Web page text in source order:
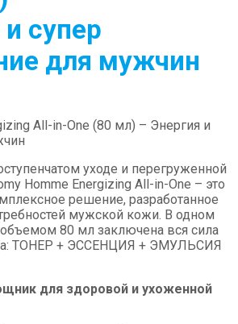
All-in-One (80 мл) – Энергия и
уходе и перегруженной
Homme Energizing All-in-One – это
решение, разработанное
мужской кожи. В одном
80 мл заключена вся сила
ТОНЕР + ЭССЕНЦИЯ + ЭМУЛЬСИЯ
для здоровой и ухоженной